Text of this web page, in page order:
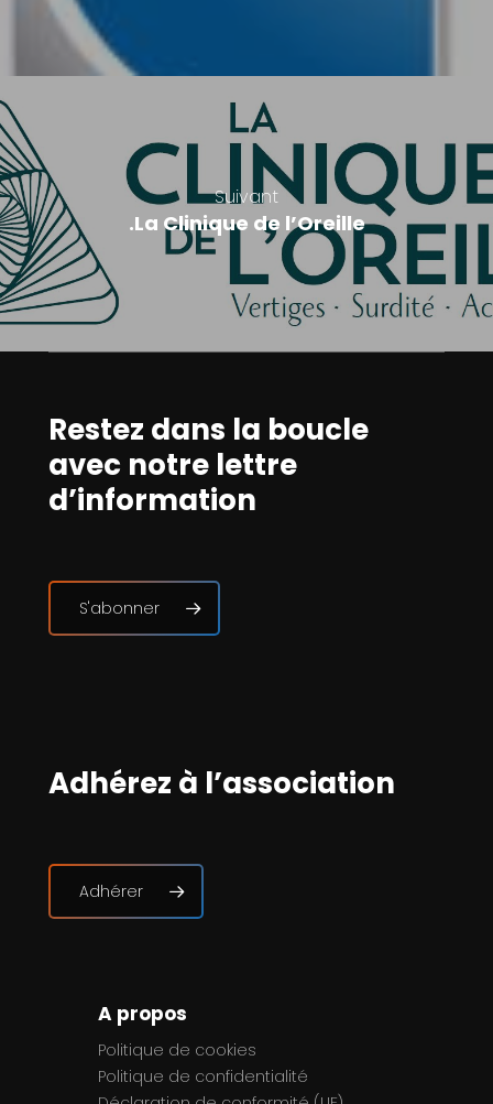
Suivant
.La Clinique de l’Oreille
Restez dans la boucle
avec notre lettre
d’information
S'abonner
Adhérez à l’association
Adhérer
A propos
Politique de cookies
Politique de confidentialité